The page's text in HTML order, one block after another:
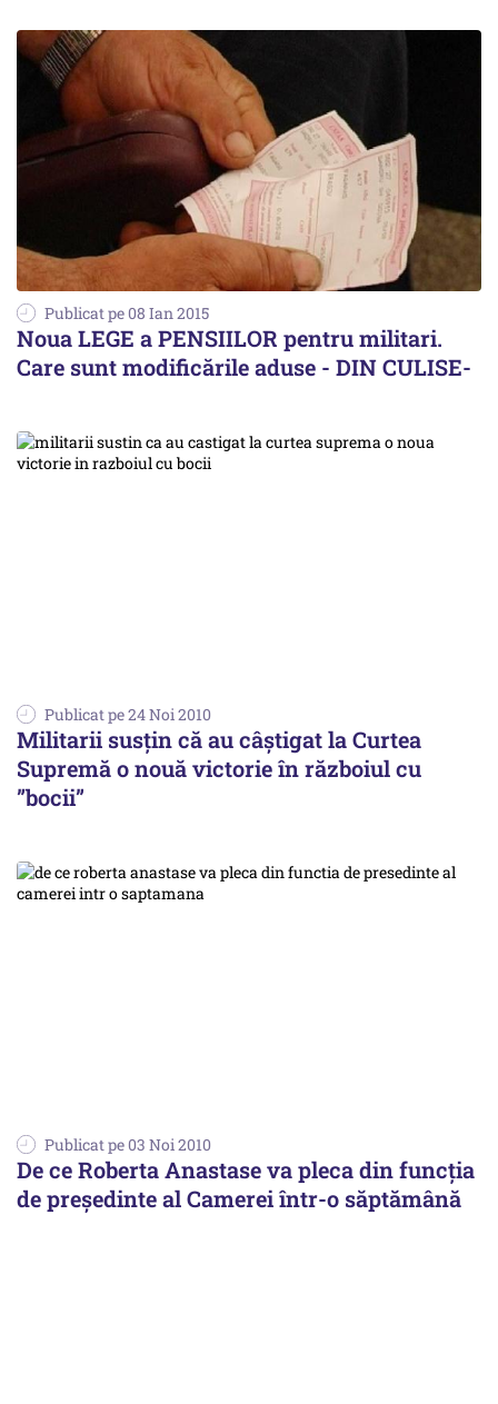
Publicat pe 08 Ian 2015
Noua LEGE a PENSIILOR pentru militari.
Care sunt modificările aduse - DIN CULISE-
Publicat pe 24 Noi 2010
Militarii susţin că au câştigat la Curtea
Supremă o nouă victorie în războiul cu
”bocii”
Publicat pe 03 Noi 2010
De ce Roberta Anastase va pleca din funcția
de președinte al Camerei într-o săptămână